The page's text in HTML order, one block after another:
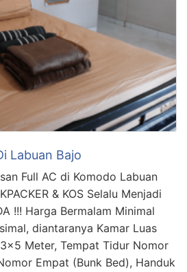
Labuan Bajo
Full AC di Komodo Labuan
& KOS Selalu Menjadi
!!! Harga Bermalam Minimal
diantaranya Kamar Luas
Meter, Tempat Tidur Nomor
Empat (Bunk Bed), Handuk